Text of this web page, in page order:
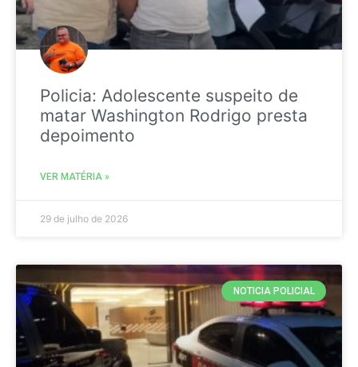
Policia: Adolescente suspeito de
matar Washington Rodrigo presta
depoimento
VER MATÉRIA »
29 de julho de 2026
NOTICIA POLICIAL